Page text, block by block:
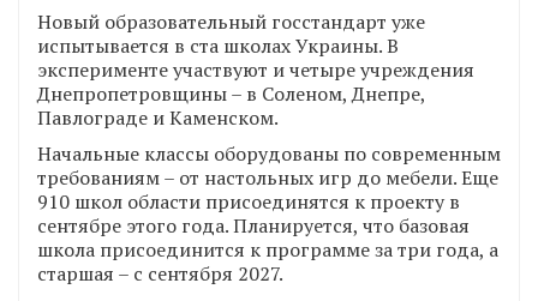
Новый образовательный госстандарт уже
испытывается в ста школах Украины. В
эксперименте участвуют и четыре учреждения
Днепропетровщины – в Соленом, Днепре,
Павлограде и Каменском.
Начальные классы оборудованы по современным
требованиям – от настольных игр до мебели. Еще
910 школ области присоединятся к проекту в
сентябре этого года. Планируется, что базовая
школа присоединится к программе за три года, а
старшая – с сентября 2027.